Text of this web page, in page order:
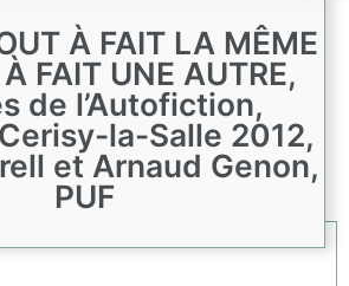
À FAIT LA MÊME
FAIT UNE AUTRE,
de l’Autofiction,
la-Salle 2012,
et Arnaud Genon,
PUF